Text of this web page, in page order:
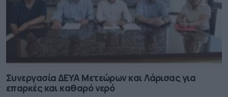
Συνεργασία ΔΕΥΑ Μετεώρων και Λάρισας για
επαρκές και καθαρό νερό